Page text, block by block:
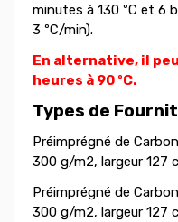
minutes à 130 ºC et 6
3 ºC/min).
En alternative, il
heures à 90 ºC.
Types de
Préimprégné de
300 g/m2, largeur 127
Préimprégné de
300 g/m2, largeur 127